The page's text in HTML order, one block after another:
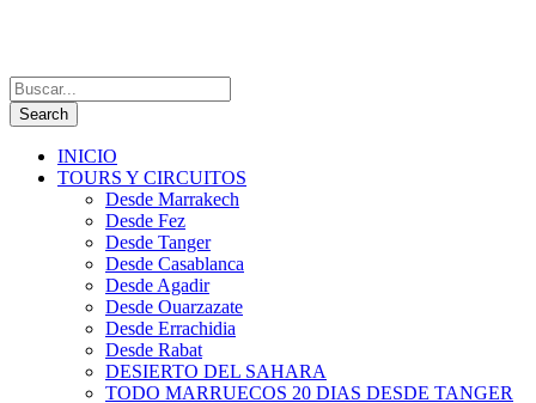
INICIO
TOURS Y CIRCUITOS
Desde Marrakech
Desde Fez
Desde Tanger
Desde Casablanca
Desde Agadir
Desde Ouarzazate
Desde Errachidia
Desde Rabat
DESIERTO DEL SAHARA
TODO MARRUECOS 20 DIAS DESDE TANGER